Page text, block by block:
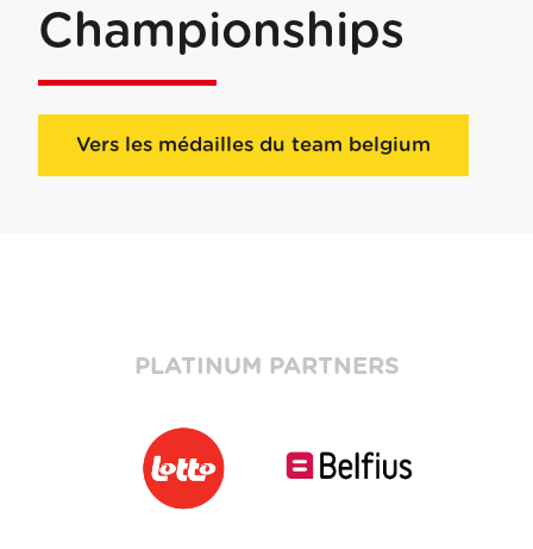
Championships
Vers les médailles du team belgium
PLATINUM PARTNERS